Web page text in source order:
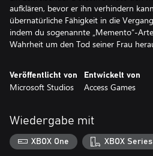
aufklären, bevor er ihn verhindern
übernatürliche Fähigkeit in die
indem du sogenannte „Memento“-
Wahrheit um den Tod seiner Frau
Veröffentlicht von
Microsoft Studios
Entwickelt von
Access Games
Wiedergabe mit
XBOX One XBOX